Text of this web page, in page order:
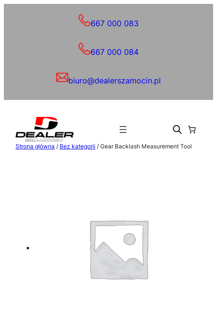
667 000 083
667 000 084
biuro@dealerszamocin.pl
Strona główna / Bez kategorii / Gear Backlash Measurement Tool